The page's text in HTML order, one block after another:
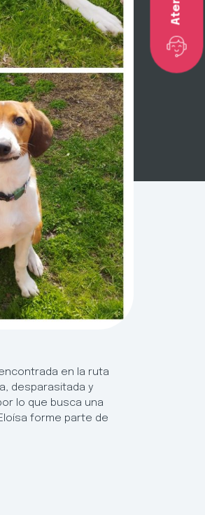
en la ruta
desparasitada y
lo que busca una
forme parte de